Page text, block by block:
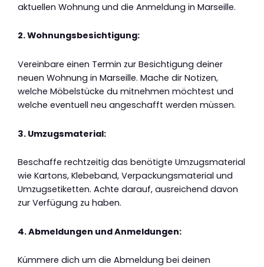
aktuellen Wohnung und die Anmeldung in Marseille.
2. Wohnungsbesichtigung:
Vereinbare einen Termin zur Besichtigung deiner
neuen Wohnung in Marseille. Mache dir Notizen,
welche Möbelstücke du mitnehmen möchtest und
welche eventuell neu angeschafft werden müssen.
3. Umzugsmaterial:
Beschaffe rechtzeitig das benötigte Umzugsmaterial
wie Kartons, Klebeband, Verpackungsmaterial und
Umzugsetiketten. Achte darauf, ausreichend davon
zur Verfügung zu haben.
4. Abmeldungen und Anmeldungen:
Kümmere dich um die Abmeldung bei deinen